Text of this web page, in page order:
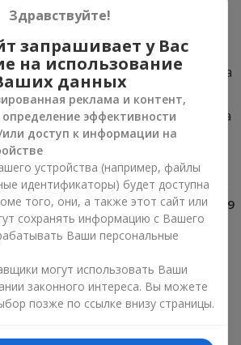
в одном букете цветов. Главное,
выбор. Доставка цветов
Flowers.ua ежедневно помогает
решения, руководствуясь
светлыми эмоциями. Команда
оригинальность и
свежесть букета цветов. Не
о своевременности заказа
доставка цветов
.
Просмотров: 4929
Композиции из цветов
для праздника женщин
что доставили
Здравствуйте!
запрашивает у Вас
на использование
данных
реклама и контент,
эффективности
доступ к информации на
устройства (например, файлы
идентификаторы) будет доступна
того, они, а также этот сайт или
сохранять информацию с Вашего
Ваши персональные
могут использовать Ваши
законного интереса. Вы можете
позже по ссылке внизу страницы.